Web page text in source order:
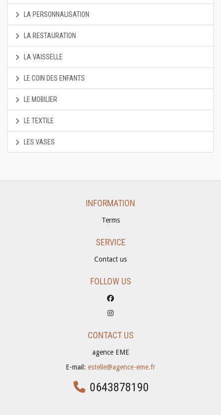
LA PERSONNALISATION
LA RESTAURATION
LA VAISSELLE
LE COIN DES ENFANTS
LE MOBILIER
LE TEXTILE
LES VASES
INFORMATION
Terms
SERVICE
Contact us
FOLLOW US
CONTACT US
agence EME
E-mail: estelle@agence-eme.fr
0643878190